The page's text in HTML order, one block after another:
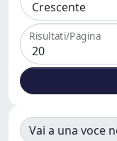
Risultati/Pagina
Vai a una voce